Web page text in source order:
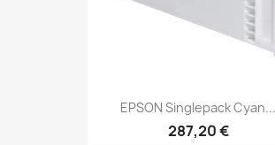
EPSON Singlepack Cyan...
287,20 €